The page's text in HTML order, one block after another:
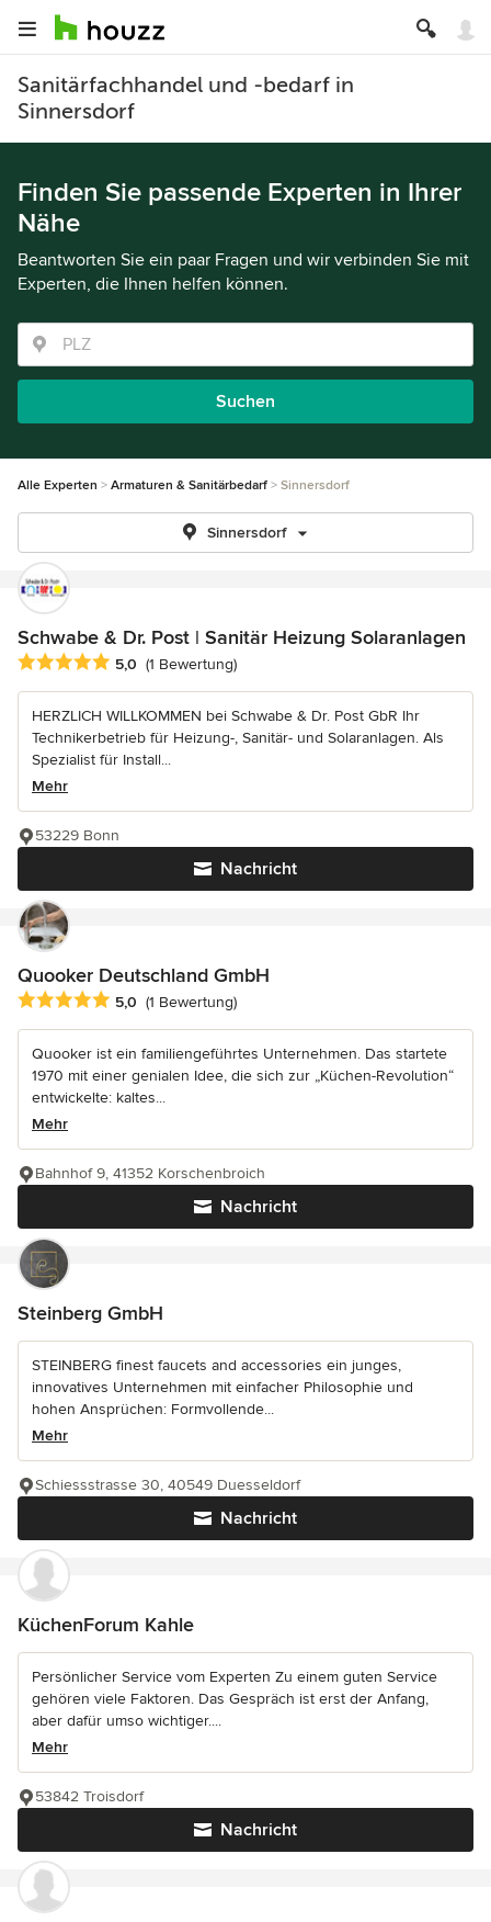
Sanitärfachhandel und -bedarf in
Sinnersdorf
Finden Sie passende Experten in Ihrer
Nähe
Beantworten Sie ein paar Fragen und wir verbinden Sie mit
Experten, die Ihnen helfen können.
Suchen
Alle Experten Armaturen & Sanitärbedarf Sinnersdorf
Sinnersdorf
Schwabe & Dr. Post | Sanitär Heizung Solaranlagen
Durchschnittliche Bewertung: 5 von 5 Sternen
5,0 (1 Bewertung)
HERZLICH WILLKOMMEN bei Schwabe & Dr. Post GbR Ihr
Technikerbetrieb für Heizung-, Sanitär- und Solaranlagen. Als
Spezialist für Install...
Mehr
Nachricht
53229 Bonn
Quooker Deutschland GmbH
Durchschnittliche Bewertung: 5 von 5 Sternen
5,0 (1 Bewertung)
Quooker ist ein familiengeführtes Unternehmen. Das startete
1970 mit einer genialen Idee, die sich zur „Küchen-Revolution“
entwickelte: kaltes...
Mehr
Nachricht
Bahnhof 9, 41352 Korschenbroich
Steinberg GmbH
STEINBERG finest faucets and accessories ein junges,
innovatives Unternehmen mit einfacher Philosophie und
hohen Ansprüchen: Formvollende...
Mehr
Nachricht
Schiessstrasse 30, 40549 Duesseldorf
KüchenForum Kahle
Persönlicher Service vom Experten Zu einem guten Service
gehören viele Faktoren. Das Gespräch ist erst der Anfang,
aber dafür umso wichtiger....
Mehr
Nachricht
53842 Troisdorf